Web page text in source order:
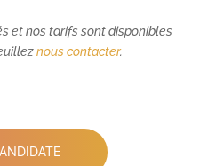
et nos tarifs sont disponibles
nous contacter.